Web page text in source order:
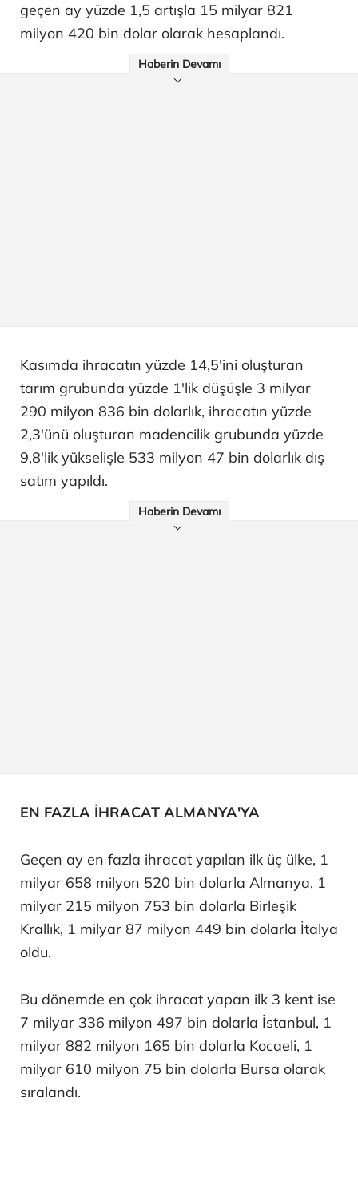
geçen ay yüzde 1,5 artışla 15 milyar 821
milyon 420 bin dolar olarak hesaplandı.
Haberin Devamı
Kasımda ihracatın yüzde 14,5'ini oluşturan
tarım grubunda yüzde 1'lik düşüşle 3 milyar
290 milyon 836 bin dolarlık, ihracatın yüzde
2,3'ünü oluşturan madencilik grubunda yüzde
9,8'lik yükselişle 533 milyon 47 bin dolarlık dış
satım yapıldı.
Haberin Devamı
EN FAZLA İHRACAT ALMANYA'YA
Geçen ay en fazla ihracat yapılan ilk üç ülke, 1
milyar 658 milyon 520 bin dolarla Almanya, 1
milyar 215 milyon 753 bin dolarla Birleşik
Krallık, 1 milyar 87 milyon 449 bin dolarla İtalya
oldu.
Bu dönemde en çok ihracat yapan ilk 3 kent ise
7 milyar 336 milyon 497 bin dolarla İstanbul, 1
milyar 882 milyon 165 bin dolarla Kocaeli, 1
milyar 610 milyon 75 bin dolarla Bursa olarak
sıralandı.